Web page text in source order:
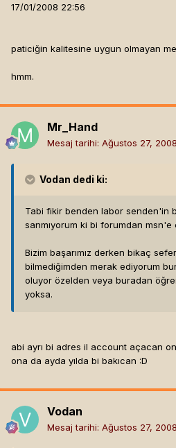
17/01/2008 22:56
paticiğin kalitesine uygun olmayan
hmm.
Mr_Hand
Mesaj tarihi: Ağustos 27, 2008
Vodan dedi ki:
Tabi fikir benden labor senden'in
sanmıyorum ki bi forumdan msn'e
Bizim başarımız derken bikaç
bilmediğimden merak ediyorum
oluyor özelden veya buradan
yoksa.
abi ayrı bi adres il account açacan
ona da ayda yılda bi bakıcan :D
Vodan
Mesaj tarihi: Ağustos 27, 2008